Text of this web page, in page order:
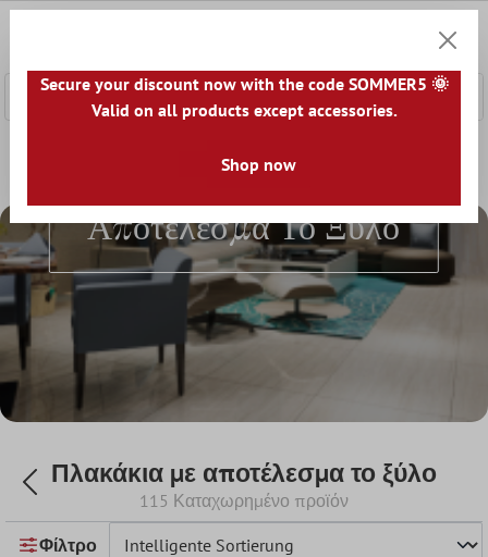
Κόσμος των πλακιδίων
Πλακάκια Με
Αποτέλεσμα Το Ξύλο
Πλακάκια με αποτέλεσμα το ξύλο
115 Καταχωρημένο προϊόν
Φίλτρο
Secure your discount now with the code SOMMER5 🌞
Valid on all products except accessories.
Shop now